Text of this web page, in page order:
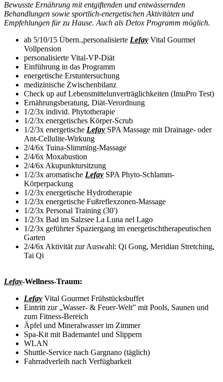
Bewusste Ernährung mit entgiftenden und entwässernden
Behandlungen sowie sportlich-energetischen Aktivitäten und
Empfehlungen für zu Hause. Auch als Detox Programm möglich.
ab 5/10/15 Übern.,personalisierte Lefay Vital Gourmet
Vollpension
personalisierte Vital-VP-Diät
Einführung in das Programm
energetische Erstuntersuchung
medizinische Zwischenbilanz
Check up auf Lebensmittelunverträglichkeiten (ImuPro Test)
Ernährungsberatung, Diät-Verordnung
1/2/3x individ. Phytotherapie
1/2/3x energetisches Körper-Scrub
1/2/3x energetische Lefay SPA Massage mit Drainage- oder
Ant-Cellulite-Wirkung
2/4/6x Tuina-Slimming-Massage
2/4/6x Moxabustion
2/4/6x Akupunktursitzung
1/2/3x aromatische Lefay SPA Phyto-Schlamm-
Körperpackung
1/2/3x energetische Hydrotherapie
1/2/3x energetische Fußreflexzonen-Massage
1/2/3x Personal Training (30')
1/2/3x Bad im Salzsee La Luna nel Lago
1/2/3x geführter Spaziergang im energetischtherapeutischen
Garten
2/4/6x Aktivität zur Auswahl: Qi Gong, Meridian Stretching,
Tai Qi
Lefay-Wellness-Traum:
Lefay Vital Gourmet Frühstücksbuffet
Eintritt zur „Wasser- & Feuer-Welt” mit Pools, Saunen und
zum Fitness-Bereich
Äpfel und Mineralwasser im Zimmer
Spa-Kit mit Bademantel und Slippern
WLAN
Shuttle-Service nach Gargnano (täglich)
Fahrradverleih nach Verfügbarkeit